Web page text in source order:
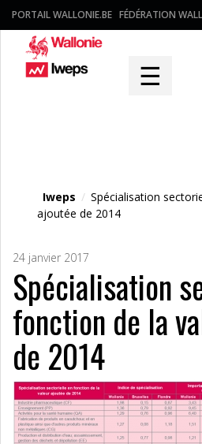
PORTAIL WALLONIE.BE FÉDÉRATION
☰
Iweps / Spécialisation
ajoutée de 2014
24 janvier 2017
Spécialisation
fonction de la
de 2014